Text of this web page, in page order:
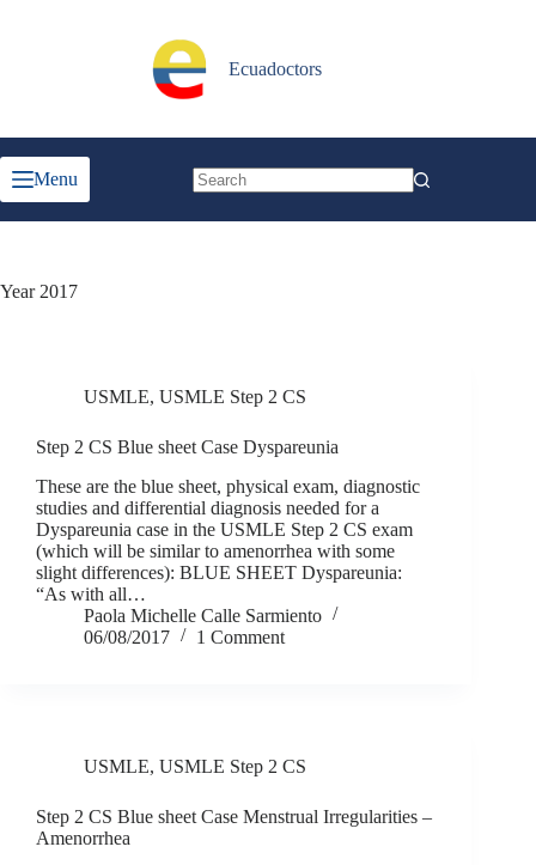
Ecuadoctors
Menu
results
Year2017
USMLE, USMLE Step 2 CS
Step 2 CS Blue sheet Case Dyspareunia
These are the blue sheet, physical exam, diagnostic
studies and differential diagnosis needed for a
Dyspareunia case in the USMLE Step 2 CS exam
(which will be similar to amenorrhea with some
slight differences): BLUE SHEET Dyspareunia:
“As with all…
Paola Michelle Calle Sarmiento
06/08/2017
1 Comment
USMLE, USMLE Step 2 CS
Step 2 CS Blue sheet Case Menstrual Irregularities –
Amenorrhea